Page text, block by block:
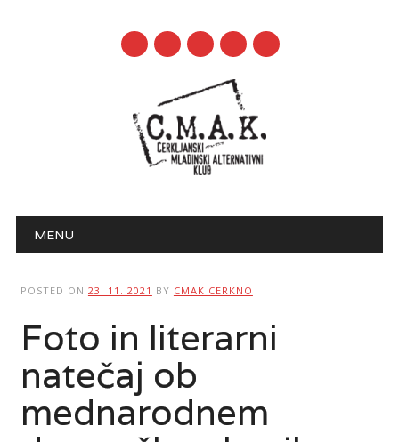
mail
Main menu
MENU
POSTED ON 23. 11. 2021 BY CMAK CERKNO
Foto in literarni
natečaj ob
mednarodnem